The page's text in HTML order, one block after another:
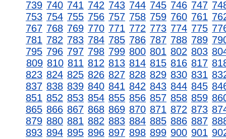
739 740 741 742 743 744 745 746 747
753 754 755 756 757 758 759 760 761
767 768 769 770 771 772 773 774 775
781 782 783 784 785 786 787 788 789
795 796 797 798 799 800 801 802 803
809 810 811 812 813 814 815 816 817
823 824 825 826 827 828 829 830 831
837 838 839 840 841 842 843 844 845
851 852 853 854 855 856 857 858 859
865 866 867 868 869 870 871 872 873
879 880 881 882 883 884 885 886 887
893 894 895 896 897 898 899 900 901